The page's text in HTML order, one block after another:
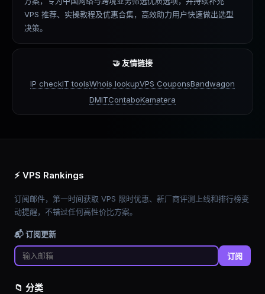
VPS 推荐、实操教程及优惠合集，高效助力用户快速做出选型
决策。
🤝 友情链接
IP checkIT toolsWhois lookupVPS CouponsBandwagon
DMITContaboKamatera
⚡ VPS Rankings
订阅邮件，第一时间获取 VPS 限时优惠、新厂商评测上线和排行榜变
动提醒，不错过任何高性价比方案。
📬 订阅更新
订阅
📁 分类